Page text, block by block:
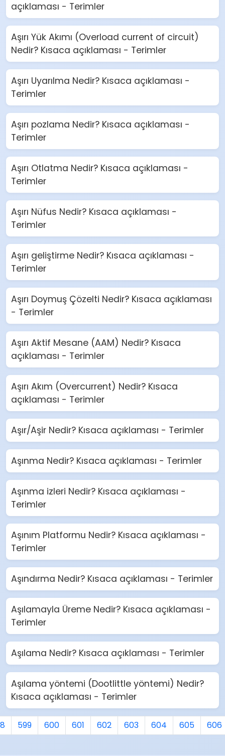
açıklaması - Terimler
Aşırı Yük Akımı (Overload current of circuit)
Nedir? Kısaca açıklaması - Terimler
Aşırı Uyarılma Nedir? Kısaca açıklaması -
Terimler
Aşırı pozlama Nedir? Kısaca açıklaması -
Terimler
Aşırı Otlatma Nedir? Kısaca açıklaması -
Terimler
Aşırı Nüfus Nedir? Kısaca açıklaması -
Terimler
Aşırı geliştirme Nedir? Kısaca açıklaması -
Terimler
Aşırı Doymuş Çözelti Nedir? Kısaca açıklaması
- Terimler
Aşırı Aktif Mesane (AAM) Nedir? Kısaca
açıklaması - Terimler
Aşırı Akım (Overcurrent) Nedir? Kısaca
açıklaması - Terimler
Aşır/Aşir Nedir? Kısaca açıklaması - Terimler
Aşınma Nedir? Kısaca açıklaması - Terimler
Aşınma izleri Nedir? Kısaca açıklaması -
Terimler
Aşınım Platformu Nedir? Kısaca açıklaması -
Terimler
Aşındırma Nedir? Kısaca açıklaması - Terimler
Aşılamayla Üreme Nedir? Kısaca açıklaması -
Terimler
Aşılama Nedir? Kısaca açıklaması - Terimler
Aşılama yöntemi (Dootlittle yöntemi) Nedir?
Kısaca açıklaması - Terimler
599 600 601 602 603 604 605 606